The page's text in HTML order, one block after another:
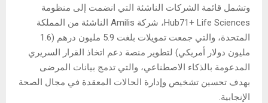
وتشمل قائمة الشركات الناشئة التي انضمت إلى منظومة
Hub71+ Life Sciences، شركة Amilis الناشئة من المملكة
المتحدة، والتي جمعت تمويلات بلغت 5.9 مليون درهم (1.6
مليون دولار أمريكي) لتطوير منصة دعم اتخاذ القرار السريري
المدعومة بالذكاء الاصطناعي، والتي تدمج بيانات المرضى
بهدف تحسين تشخيص وإدارة الحالات المعقدة في مجال الصحة
الإنجابية.